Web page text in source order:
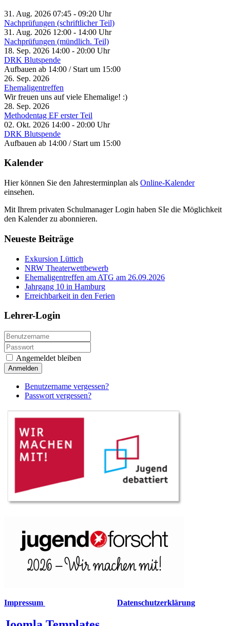
31. Aug. 2026 07:45 - 09:20 Uhr
Nachprüfungen (schriftlicher Teil)
31. Aug. 2026 12:00 - 14:00 Uhr
Nachprüfungen (mündlich. Teil)
18. Sep. 2026 14:00 - 20:00 Uhr
DRK Blutspende
Aufbauen ab 14:00 / Start um 15:00
26. Sep. 2026
Ehemaligentreffen
Wir freuen uns auf viele Ehemalige! :)
28. Sep. 2026
Methodentag EF erster Teil
02. Okt. 2026 14:00 - 20:00 Uhr
DRK Blutspende
Aufbauen ab 14:00 / Start um 15:00
Kalender
Hier können Sie den Jahresterminplan als Online-Kalender
einsehen.
Mit Ihrem privaten Schulmanager Login haben SIe die Möglichkeit
den Kalender zu abonnieren.
Neueste Beiträge
Exkursion Lüttich
NRW Theaterwettbewerb
Ehemaligentreffen am ATG am 26.09.2026
Jahrgang 10 in Hamburg
Erreichbarkeit in den Ferien
Lehrer-Login
Angemeldet bleiben
Anmelden
Benutzername vergessen?
Passwort vergessen?
Impressum Datenschutzerklärung